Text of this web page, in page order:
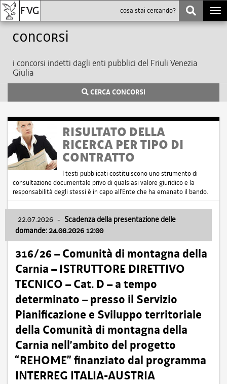
Concorsi
i concorsi indetti dagli enti pubblici del Friuli Venezia
Giulia
CERCA CONCORSI
RISULTATO DELLA
RICERCA PER TIPO DI
CONTRATTO
I testi pubblicati costituiscono uno strumento di
consultazione documentale privo di qualsiasi valore giuridico e la
responsabilità degli stessi è in capo all'Ente che ha emanato il bando.
22.07.2026 - Scadenza della presentazione delle
domande: 24.08.2026 12:00
316/26 – Comunità di montagna della
Carnia – ISTRUTTORE DIRETTIVO
TECNICO – Cat. D – a tempo
determinato – presso il Servizio
Pianificazione e Sviluppo territoriale
della Comunità di montagna della
Carnia nell’ambito del progetto
“REHOME” finanziato dal programma
INTERREG ITALIA-AUSTRIA